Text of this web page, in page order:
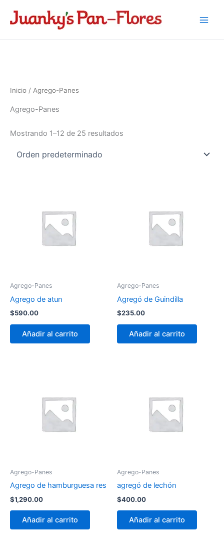
Inicio / Agrego-Panes
Agrego-Panes
Mostrando 1–12 de 25 resultados
Agrego-Panes
Agrego de atun
$590.00
Añadir al carrito
Agrego-Panes
Agregó de Guindilla
$235.00
Añadir al carrito
Agrego-Panes
Agrego de hamburguesa res
$1,290.00
Añadir al carrito
Agrego-Panes
agregó de lechón
$400.00
Añadir al carrito